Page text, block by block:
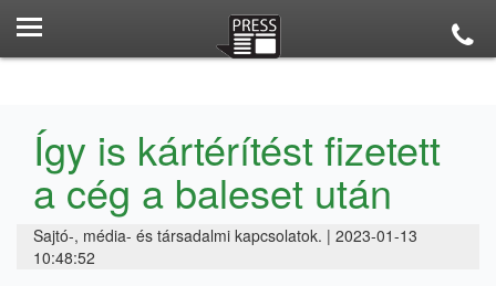
Így is kártérítést fizetett
a cég a baleset után
Sajtó-, média- és társadalmi kapcsolatok. | 2023-01-13
10:48:52